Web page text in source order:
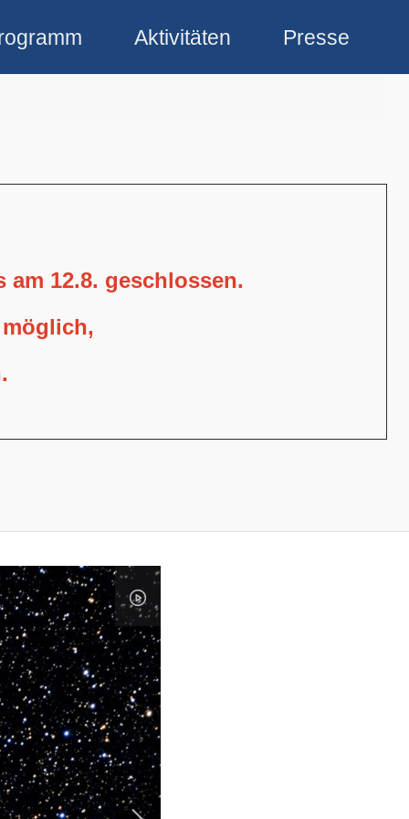
Aktivitäten Presse
12.8. geschlossen.